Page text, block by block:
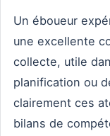
Un éboueur
une excellente
collecte, utile
planification ou
clairement ces
bilans de